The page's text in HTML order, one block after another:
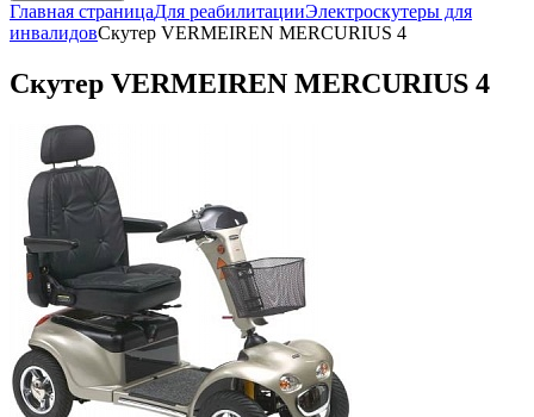
Главная страницаДля реабилитацииЭлектроскутеры для
инвалидовСкутер VERMEIREN MERCURIUS 4
Скутер VERMEIREN MERCURIUS 4